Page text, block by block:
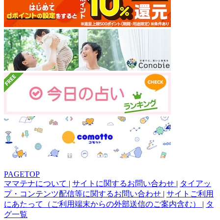
PAGETOP
ママテナについて | サイトに関するお問い合わせ | タイアッ
プ・コンテンツ配信等に関するお問い合わせ | サイトご利用
にあたって（ご利用端末からの外部送信のご案内含む） | タ
グ一覧